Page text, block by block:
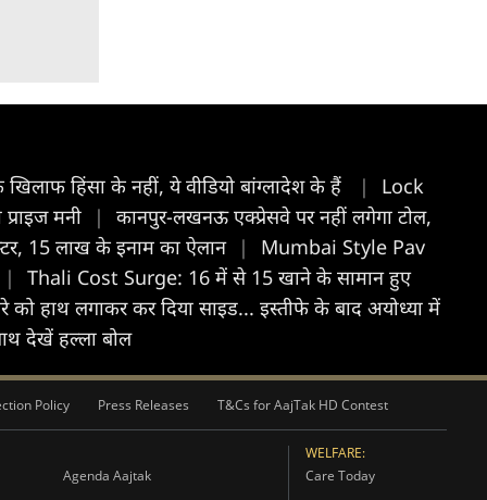
हिंसा के नहीं, ये वीडियो बांग्लादेश के हैं |
Lock
मनी
|
कानपुर-लखनऊ एक्प्रेसवे पर नहीं लगेगा टोल,
15 लाख के इनाम का ऐलान |
Mumbai Style Pav
|
Thali Cost Surge: 16 में से 15 खाने के सामान हुए
को हाथ लगाकर कर दिया साइड... इस्तीफे के बाद अयोध्या में
देखें हल्ला बोल
Policy Press Releases T&Cs for AajTak HD Contest
Agenda Aajtak
WELFARE:
Care Today